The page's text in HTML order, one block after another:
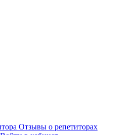
Отзывы о репетиторах